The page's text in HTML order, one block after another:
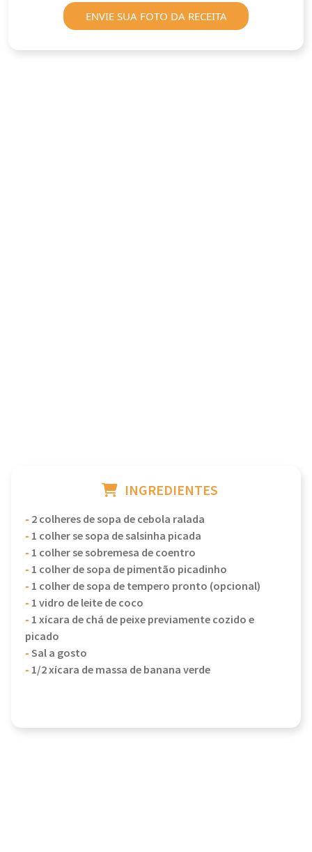
ENVIE SUA FOTO DA RECEITA
INGREDIENTES
- 2 colheres de sopa de cebola ralada
- 1 colher se sopa de salsinha picada
- 1 colher se sobremesa de coentro
- 1 colher de sopa de pimentão picadinho
- 1 colher de sopa de tempero pronto (opcional)
- 1 vidro de leite de coco
- 1 xícara de chá de peixe previamente cozido e
picado
-Sal a gosto
- 1/2 xícara de massa de banana verde